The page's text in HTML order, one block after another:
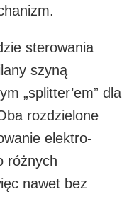
sterowania
szyną
„splitter’em” dla
rozdzielone
elektro-
różnych
nawet bez